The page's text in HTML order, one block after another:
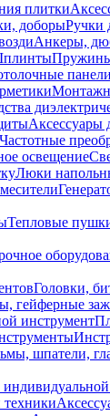
плитки
доборыРучки
Анкеры,
панели
Аксессуары
Частотные
освещение
Люки
Тепловые
Головки,
гейферные
инструмент
шпатели,
техники